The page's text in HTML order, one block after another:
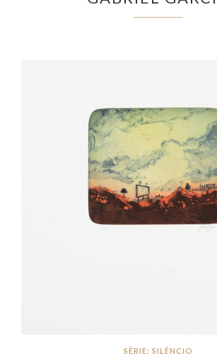
SÉRIE: SILÊNCIO